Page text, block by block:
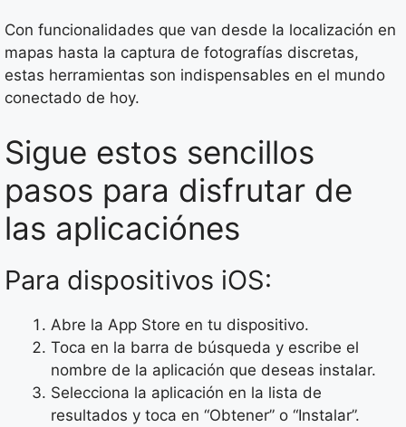
Con funcionalidades que van desde la localización en
mapas hasta la captura de fotografías discretas,
estas herramientas son indispensables en el mundo
conectado de hoy.
Sigue estos sencillos
pasos para disfrutar de
las aplicaciónes
Para dispositivos iOS:
Abre la App Store en tu dispositivo.
Toca en la barra de búsqueda y escribe el
nombre de la aplicación que deseas instalar.
Selecciona la aplicación en la lista de
resultados y toca en “Obtener” o “Instalar”.